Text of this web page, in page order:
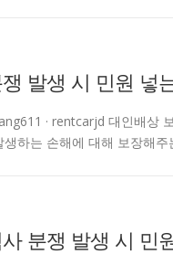
발생 시 민원 넣
· rentcarjd 대인배
하는 손해에 대해 보장해
분쟁 발생 시 민